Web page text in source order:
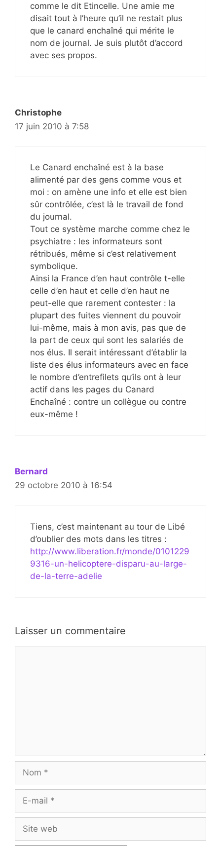
comme le dit Etincelle. Une amie me
disait tout à l’heure qu’il ne restait plus
que le canard enchaîné qui mérite le
nom de journal. Je suis plutôt d’accord
avec ses propos.
Christophe
17 juin 2010 à 7:58
Le Canard enchaîné est à la base
alimenté par des gens comme vous et
moi : on amène une info et elle est bien
sûr contrôlée, c’est là le travail de fond
du journal.
Tout ce système marche comme chez le
psychiatre : les informateurs sont
rétribués, même si c’est relativement
symbolique.
Ainsi la France d’en haut contrôle t-elle
celle d’en haut et celle d’en haut ne
peut-elle que rarement contester : la
plupart des fuites viennent du pouvoir
lui-même, mais à mon avis, pas que de
la part de ceux qui sont les salariés de
nos élus. Il serait intéressant d’établir la
liste des élus informateurs avec en face
le nombre d’entrefilets qu’ils ont à leur
actif dans les pages du Canard
Enchaîné : contre un collègue ou contre
eux-même !
Bernard
29 octobre 2010 à 16:54
Tiens, c’est maintenant au tour de Libé
d’oublier des mots dans les titres :
http://www.liberation.fr/monde/0101229
9316-un-helicoptere-disparu-au-large-
de-la-terre-adelie
Laisser un commentaire
Nom
Site
web